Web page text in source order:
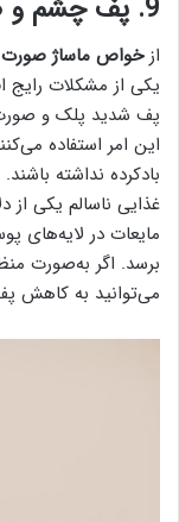
9. پف چشم و صورت را کاهش می‌دهد
ازخواص ماساژ صورت
یکی از مشکلات رایج
پف شدید پلک و
این امر استفاده
بادکرده نداشته
غذایی ناسالم یکی
مایعات در لایه‌های
برسد. اگر به‌صورت
می‌توانید به کاهش